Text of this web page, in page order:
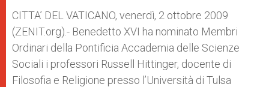
p
p
g
e
r
o
k
r
CITTA’ DEL VATICANO, venerdì, 2 ottobre 2009
(ZENIT.org).- Benedetto XVI ha nominato Membri
Ordinari della Pontificia Accademia delle Scienze
Sociali i professori Russell Hittinger, docente di
Filosofia e Religione presso l’Università di Tulsa